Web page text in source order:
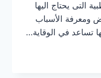
التى يحتاج اليها
ومعرفة الأسباب
تساعد في الوقاية…